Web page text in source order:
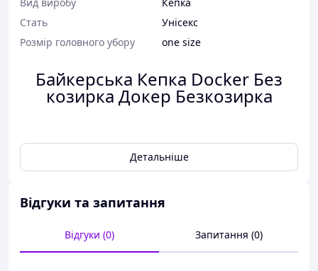
Стать
Унісекс
Розмір головного убору
one size
Байкерська Кепка Docker Без
козирка Докер Безкозирка
Характеристики:
Глибина:
Склад:
Бавовна 100%
Детальніше
Відгуки та запитання
Відгуки (0) Запитання (0)